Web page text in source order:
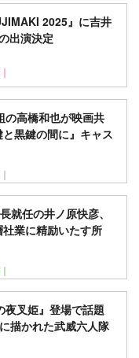
2025』に吉井
出演決定
の高橋和也が映画共
黒鍵の間に』キャス
就任の井ノ原快彦、
業に精励いたす所
夜叉姫』登場で話題
描かれた武威六人隊